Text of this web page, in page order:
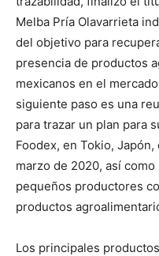
Melba Pría Olavarrieta
del objetivo para
presencia de productos
mexicanos en el
siguiente paso es una
para trazar un plan para
Foodex, en Tokio,
marzo de 2020, así
pequeños productores
productos
Los principales